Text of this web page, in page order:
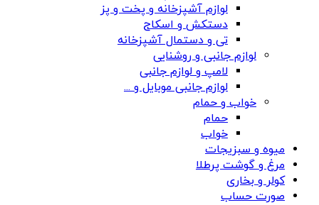
لوازم آشپزخانه و پخت و پز
دستکش و اسکاج
تی و دستمال آشپزخانه
لوازم جانبی و روشنایی
لامپ و لوازم جانبی
لوازم جانبی موبایل و ...
خواب و حمام
حمام
خواب
میوه و سبزیجات
مرغ و گوشت پرطلا
کولر و بخاری
صورت حساب